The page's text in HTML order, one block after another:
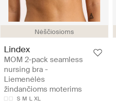
Nėščiosioms
Lindex
MOM 2-pack seamless
nursing bra -
Liemenėlės
žindančioms moterims
S M L XL